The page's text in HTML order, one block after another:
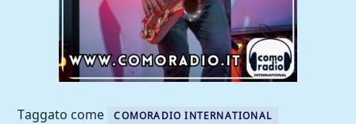
Taggato come
COMORADIO INTERNATIONAL